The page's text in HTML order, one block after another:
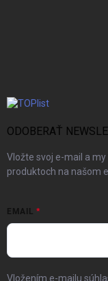
ODOBERAŤ
Vložte svoj e-mail a
produktoch na našom
EMAIL
Vložením e-mailu